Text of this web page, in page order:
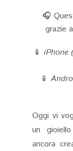
🎧
grazie
📱 iPhone
📱
Oggi vi
un
ancora